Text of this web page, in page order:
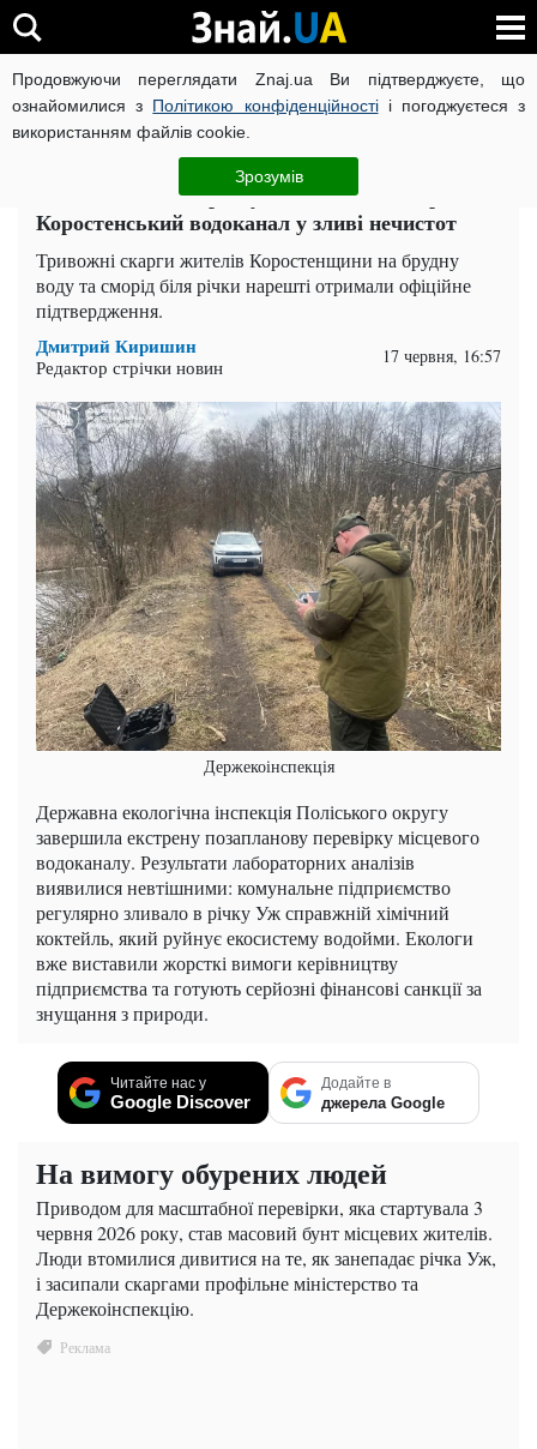
Продовжуючи переглядати Znaj.ua Ви підтверджуєте, що
ознайомилися з Політикою конфіденційностіі погоджуєтеся з
використанням файлів cookie.
Зрозумів
ВІЙНА РОСІЇ ПРОТИ УКРАЇНИ КОРОНАВІРУС В УКРАЇНІ
Суспільство ЧИТАТЬ НА РУССКОМ
Хімічна атака на річку Уж: екологи викрили
Коростенський водоканал у зливі нечистот
Тривожні скарги жителів Коростенщини на брудну
воду та сморід біля річки нарешті отримали офіційне
підтвердження.
Дмитрий Киришин
Редактор стрічки новин 17 червня, 16:57
Держекоінспекція
Державна екологічна інспекція Поліського округу
завершила екстрену позапланову перевірку місцевого
водоканалу. Результати лабораторних аналізів
виявилися невтішними: комунальне підприємство
регулярно зливало в річку Уж справжній хімічний
коктейль, який руйнує екосистему водойми. Екологи
вже виставили жорсткі вимоги керівництву
підприємства та готують серйозні фінансові санкції за
знущання з природи.
Читайте нас у
Google Discover
Додайте в
джерела Google
На вимогу обурених людей
Приводом для масштабної перевірки, яка стартувала 3
червня 2026 року, став масовий бунт місцевих жителів.
Люди втомилися дивитися на те, як занепадає річка Уж,
і засипали скаргами профільне міністерство та
Держекоінспекцію.